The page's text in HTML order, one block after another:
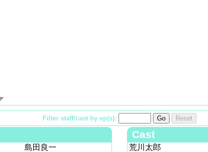
Filter staff/cast by ep(s): Go Reset
島田良一
Cast
荒川太郎